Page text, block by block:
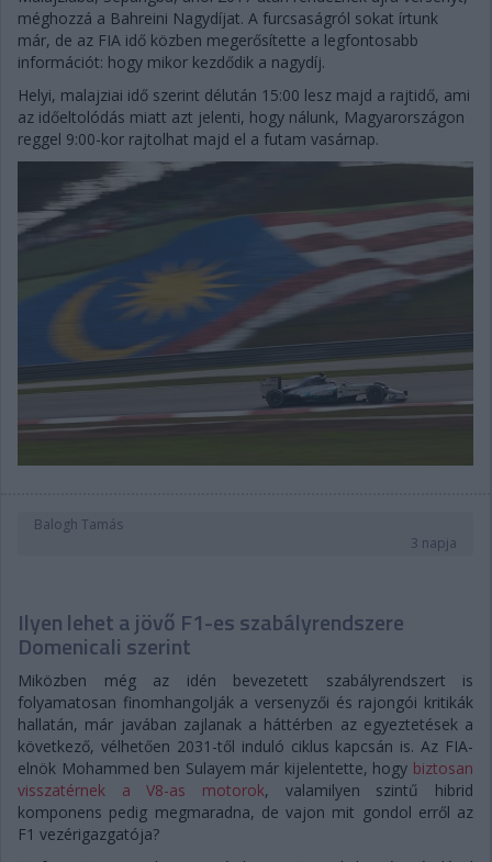
méghozzá a Bahreini Nagydíjat. A furcsaságról sokat írtunk
már, de az FIA idő közben megerősítette a legfontosabb
információt: hogy mikor kezdődik a nagydíj.
Helyi, malajziai idő szerint délután 15:00 lesz majd a rajtidő, ami
az időeltolódás miatt azt jelenti, hogy nálunk, Magyarországon
reggel 9:00-kor rajtolhat majd el a futam vasárnap.
Balogh Tamás
3 napja
Ilyen lehet a jövő F1-es szabályrendszere
Domenicali szerint
Miközben még az idén bevezetett szabályrendszert is
folyamatosan finomhangolják a versenyzői és rajongói kritikák
hallatán, már javában zajlanak a háttérben az egyeztetések a
következő, vélhetően 2031-től induló ciklus kapcsán is. Az FIA-
elnök Mohammed ben Sulayem már kijelentette, hogy biztosan
visszatérnek a V8-as motorok, valamilyen szintű hibrid
komponens pedig megmaradna, de vajon mit gondol erről az
F1 vezérigazgatója?